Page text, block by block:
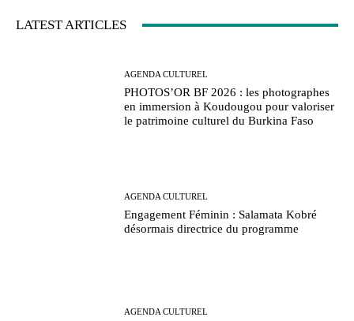
LATEST ARTICLES
AGENDA CULTUREL
PHOTOS’OR BF 2026 : les photographes
en immersion à Koudougou pour valoriser
le patrimoine culturel du Burkina Faso
AGENDA CULTUREL
Engagement Féminin : Salamata Kobré
désormais directrice du programme
AGENDA CULTUREL